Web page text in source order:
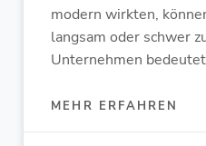
modern wirkten,
langsam oder schwer
Unternehmen
MEHR ERFAHREN